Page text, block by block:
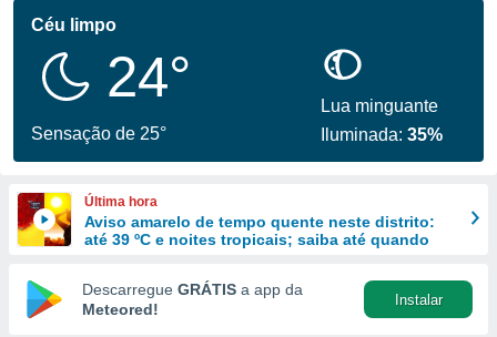
foi
fornecidas
a este
das
e
forma
digital
Céu limpo
24°
Sensação de 25°
Lua minguante
Iluminada:35%
Última hora
Aviso amarelo de tempo quente neste distrito:
até 39 ºC e noites tropicais; saiba até quando
Descarregue GRÁTIS a app da
Meteored!
Instalar